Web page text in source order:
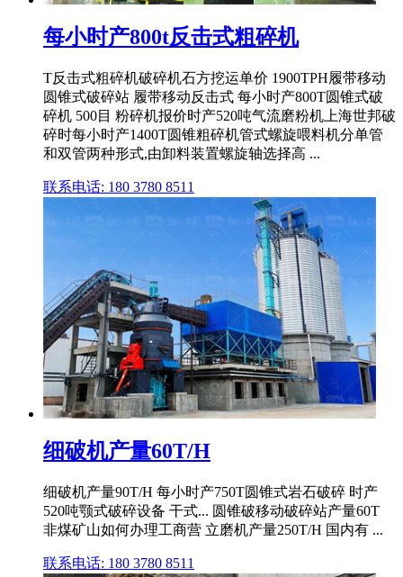
每小时产800t反击式粗碎机
T反击式粗碎机破碎机石方挖运单价 1900TPH履带移动
圆锥式破碎站 履带移动反击式 每小时产800T圆锥式破
碎机 500目 粉碎机报价时产520吨气流磨粉机上海世邦破
碎时每小时产1400T圆锥粗碎机管式螺旋喂料机分单管
和双管两种形式,由卸料装置螺旋轴选择高 ...
联系电话: 180 3780 8511
细破机产量60T/H
细破机产量90T/H 每小时产750T圆锥式岩石破碎 时产
520吨颚式破碎设备 干式... 圆锥破移动破碎站产量60T
非煤矿山如何办理工商营 立磨机产量250T/H 国内有 ...
联系电话: 180 3780 8511